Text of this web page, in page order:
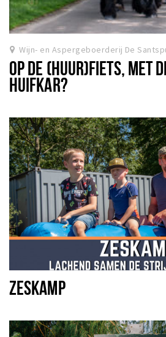
Wijn- en Aspergeboerderij De
OP DE (HUUR)FIETS, MET
HUIFKAR?
ZESKAMP